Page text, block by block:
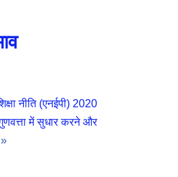
नीति (एनईपी) 2020
में सुधार करने और